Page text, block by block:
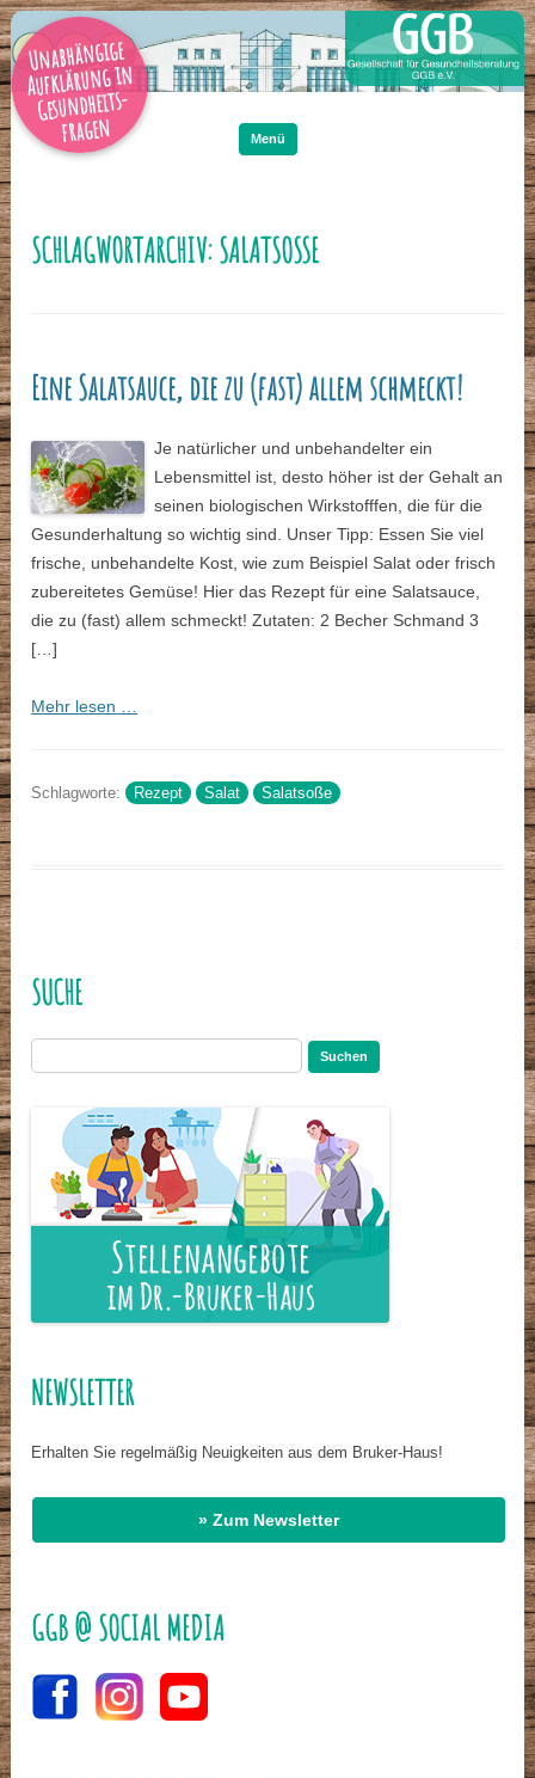
Unabhängige
Aufklärung in
Gesundheits-
fragen Menü
SCHLAGWORTARCHIV:SALATSOSSE
Eine Salatsauce, die zu (fast) allem schmeckt!
Je natürlicher und unbehandelter ein
Lebensmittel ist, desto höher ist der Gehalt an
seinen biologischen Wirkstofffen, die für die
Gesunderhaltung so wichtig sind. Unser Tipp: Essen Sie viel
frische, unbehandelte Kost, wie zum Beispiel Salat oder frisch
zubereitetes Gemüse! Hier das Rezept für eine Salatsauce,
die zu (fast) allem schmeckt! Zutaten: 2 Becher Schmand 3
[…]
Mehr lesen …
Schlagworte: Rezept Salat Salatsoße
SUCHE
nach:
NEWSLETTER
Erhalten Sie regelmäßig Neuigkeiten aus dem Bruker-Haus!
» Zum Newsletter
GGB @ SOCIAL MEDIA